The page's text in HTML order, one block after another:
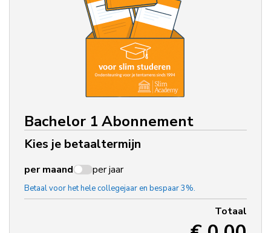
Bachelor 1 Abonnement
Kies je betaaltermijn
per maand per jaar
Betaal voor het hele collegejaar en bespaar 3%.
Totaal